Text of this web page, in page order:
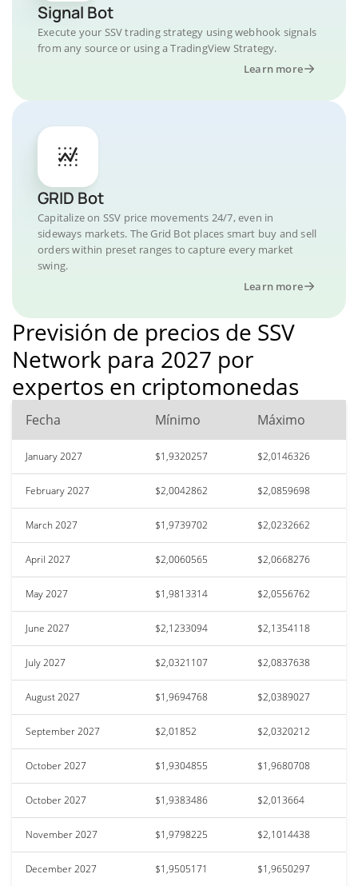
Signal Bot
Execute your SSV trading strategy using webhook signals
from any source or using a TradingView Strategy.
Learn more
GRID Bot
Capitalize on SSV price movements 24/7, even in
sideways markets. The Grid Bot places smart buy and sell
orders within preset ranges to capture every market
swing.
Learn more
Previsión de precios de SSV
Network para 2027 por
expertos en criptomonedas
Fecha Mínimo Máximo
January 2027 $1,9320257 $2,0146326
February 2027 $2,0042862 $2,0859698
March 2027 $1,9739702 $2,0232662
April 2027 $2,0060565 $2,0668276
May 2027 $1,9813314 $2,0556762
June 2027 $2,1233094 $2,1354118
July 2027 $2,0321107 $2,0837638
August 2027 $1,9694768 $2,0389027
September 2027 $2,01852 $2,0320212
October 2027 $1,9304855 $1,9680708
October 2027 $1,9383486 $2,013664
November 2027 $1,9798225 $2,1014438
December 2027 $1,9505171 $1,9650297